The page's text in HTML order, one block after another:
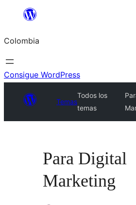
Saltar
contenido
Colombia
Consigue WordPress
Temas
Todos los
temas
Para Digital
Marketing